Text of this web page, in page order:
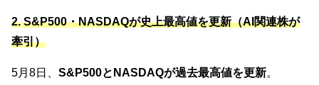
2. S&P500・NASDAQが史上最高値を更新（AI関連株が
牽引）
5月8日、 S&P500とNASDAQが過去最高値を更新。